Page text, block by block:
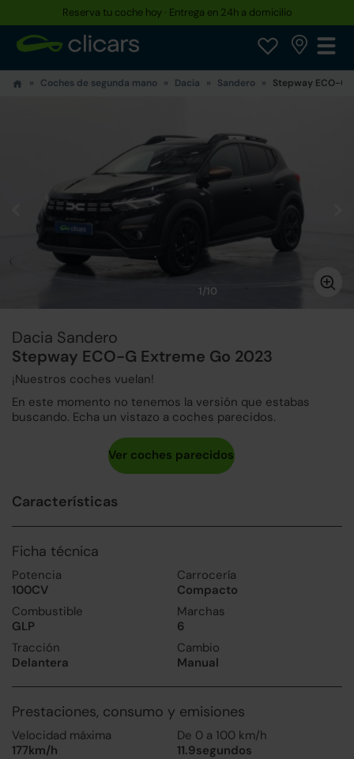
Reserva tu coche hoy · Entrega en 24h a domicilio
Coches de segunda mano Dacia Sandero Stepway ECO-G
1/10
Dacia Sandero
Stepway ECO-G Extreme Go 2023
¡Nuestros coches vuelan!
En este momento no tenemos la versión que estabas
buscando. Echa un vistazo a coches parecidos.
Características
Ficha técnica
Potencia
100CV
Carrocería
Compacto
Combustible
GLP
Marchas
6
Tracción
Delantera
Cambio
Manual
Prestaciones, consumo y emisiones
Velocidad máxima
177km/h
De 0 a 100 km/h
11.9segundos